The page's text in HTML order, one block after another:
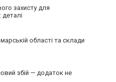
захисту для
деталі
області та склади
збій — додаток не